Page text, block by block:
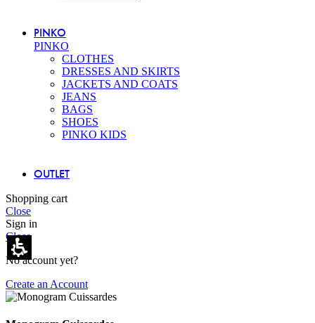
PINKO
PINKO
CLOTHES
DRESSES AND SKIRTS
JACKETS AND COATS
JEANS
BAGS
SHOES
PINKO KIDS
OUTLET
Shopping cart
Close
Sign in
Close
No account yet?
Create an Account